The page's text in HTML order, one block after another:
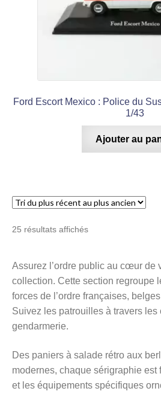
Ford Escort Mexico : Police du
1/43
Ajouter au
25 résultats affichésTrié
récent
au
plus
ancien
Assurez l’ordre public au cœur de
collection. Cette section regroupe
forces de l’ordre françaises,
Suivez les patrouilles à travers les
gendarmerie.
Des paniers à salade rétro aux
modernes, chaque sérigraphie est
et les équipements spécifiques